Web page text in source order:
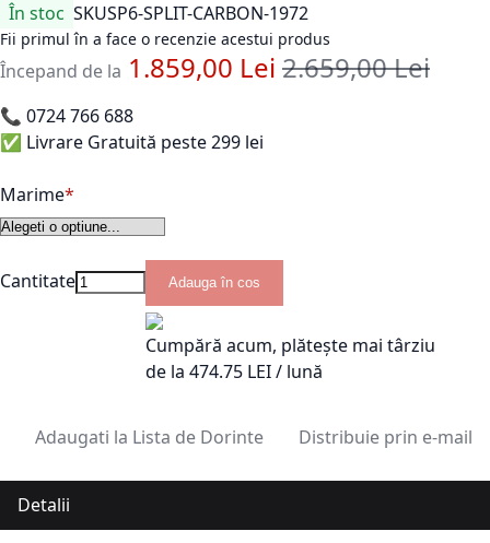
În stoc SKUSP6-SPLIT-CARBON-1972
Fii primul în a face o recenzie acestui produs
Începand de la 1.859,00 Lei Pret standard
2.659,00 Lei
📞 0724 766 688
✅ Livrare Gratuită peste 299 lei
Marime
Cantitate Adauga în cos
Cumpără acum, plătește mai târziu
de la 474.75 LEI / lună
Adaugati la Lista de Dorinte Distribuie prin e-mail
Detalii